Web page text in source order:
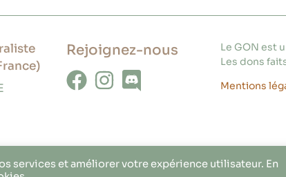
Rejoignez-nous
Le GON est
Les dons
Mentions
services et améliorer votre expérience utilisateur. En